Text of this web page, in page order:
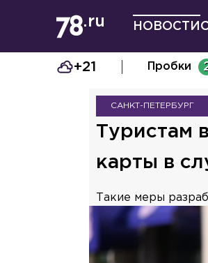
НОВОСТИ
+21 Пробки
САНКТ-ПЕТЕРБУРГ
Туристам
карты в
Такие меры